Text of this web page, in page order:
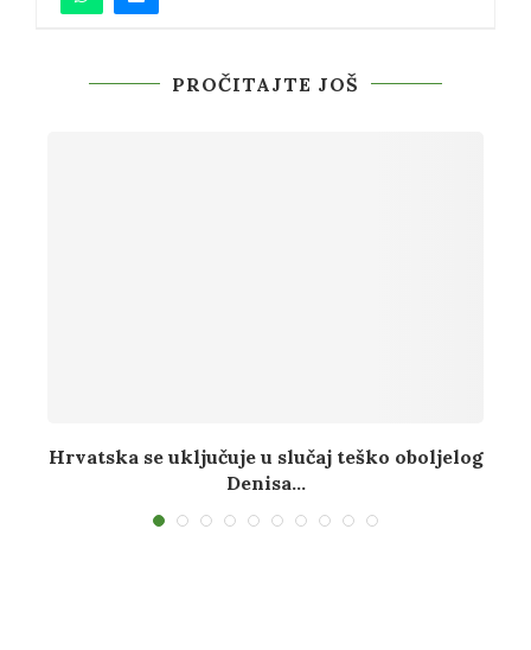
PROČITAJTE JOŠ
Hrvatska se uključuje u slučaj teško oboljelog
Denisa...